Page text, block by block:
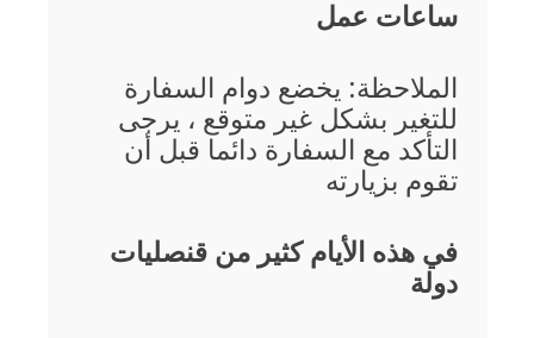
ساعات عمل
الملاحظة: يخضع دوام السفارة
للتغير بشكل غير متوقع ، يرجى
التأكد مع السفارة دائما قبل أن
تقوم بزيارته
في هذه الأيام كثير من قنصليات
دولة